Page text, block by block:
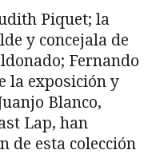
Piquet; la
y concejala de
Fernando
la exposición y
Blanco,
Lap, han
de esta colección